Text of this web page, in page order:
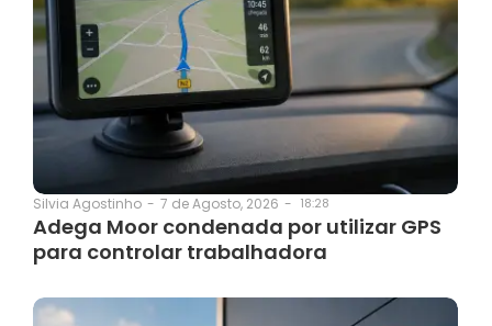
Silvia Agostinho - 7 de Agosto, 2026 - 18:28
Adega Moor condenada por utilizar GPS
para controlar trabalhadora